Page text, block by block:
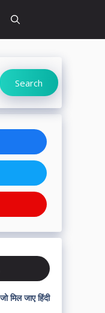
Search
मिल जाए हिंदी